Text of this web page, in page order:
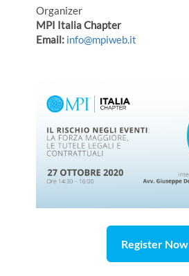
Organizer
MPI Italia Chapter
Email: info@mpiweb.it
Register Now